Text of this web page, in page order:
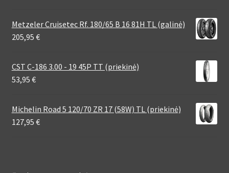
Metzeler Cruisetec Rf. 180/65 B 16 81H TL (galinė)
205,95 €
CST C-186 3.00 - 19 45P TT (priekinė)
53,95 €
Michelin Road 5 120/70 ZR 17 (58W) TL (priekinė)
127,95 €